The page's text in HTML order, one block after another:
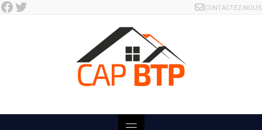
Skip
Facebook Twitter CONTACTEZ-NOUS